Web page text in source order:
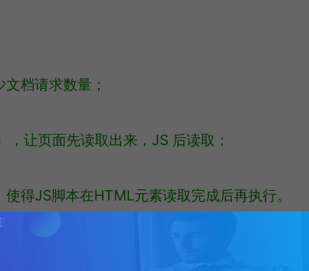
档请求数量；
让页面先读取出来，JS 后读取；
得JS脚本在HTML元素读取完成后再执行。
下列是许多基本功：